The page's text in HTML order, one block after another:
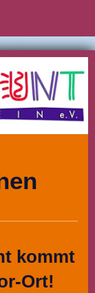
kommt
Ort!